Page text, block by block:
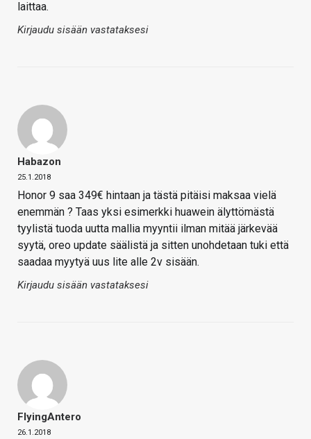
laittaa.
Kirjaudu sisään vastataksesi
Habazon
25.1.2018
Honor 9 saa 349€ hintaan ja tästä pitäisi maksaa vielä
enemmän ? Taas yksi esimerkki huawein älyttömästä
tyylistä tuoda uutta mallia myyntii ilman mitää järkevää
syytä, oreo update säälistä ja sitten unohdetaan tuki että
saadaa myytyä uus lite alle 2v sisään.
Kirjaudu sisään vastataksesi
FlyingAntero
26.1.2018